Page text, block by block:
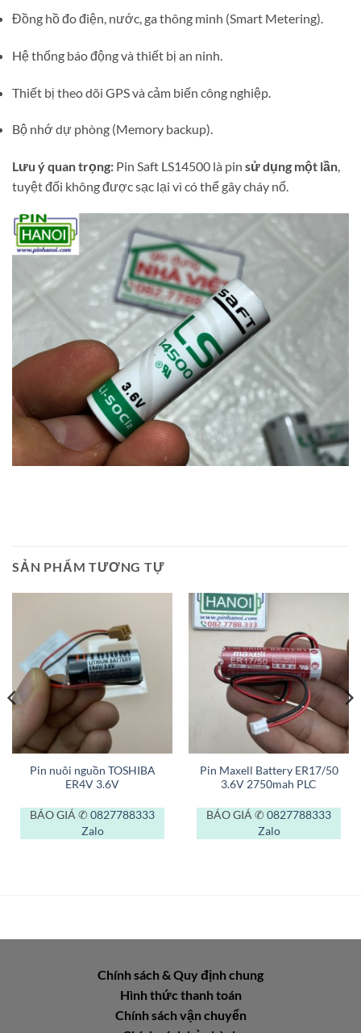
Đồng hồ đo điện, nước, ga thông minh (Smart Metering).
Hệ thống báo động và thiết bị an ninh.
Thiết bị theo dõi GPS và cảm biến công nghiệp.
Bộ nhớ dự phòng (Memory backup).
Lưu ý quan trọng: Pin Saft LS14500 là pin sử dụng một lần,
tuyệt đối không được sạc lại vì có thể gây cháy nổ.
SẢN PHẨM TƯƠNG TỰ
Pin nuôi nguồn TOSHIBA
ER4V 3.6V
BÁO GIÁ ✆ 0827788333
Zalo
Pin Maxell Battery ER17/50
3.6V 2750mah PLC
BÁO GIÁ ✆ 0827788333
Zalo
Chính sách & Quy định chung
Hình thức thanh toán
Chính sách vận chuyển